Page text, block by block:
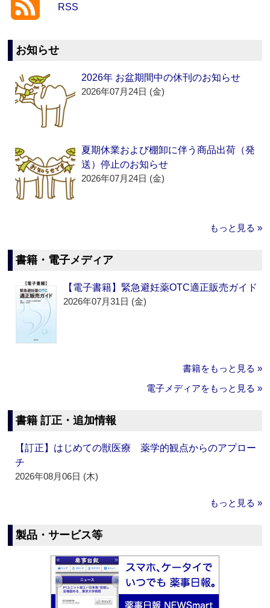
RSS
お知らせ
2026年 お盆期間中の休刊のお知らせ
2026年07月24日 (金)
夏期休業および棚卸に伴う商品出荷（発
送）停止のお知らせ
2026年07月24日 (金)
もっと見る »
書籍・電子メディア
【電子書籍】緊急避妊薬OTC適正販売ガイド
2026年07月31日 (金)
書籍をもっと見る »
電子メディアをもっと見る »
書籍 訂正・追加情報
【訂正】はじめての獣医療 薬学的観点からのアプロー
チ
2026年08月06日 (木)
もっと見る »
製品・サービス等